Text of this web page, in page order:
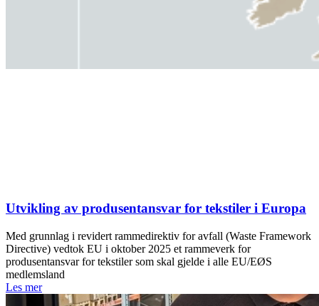
Utvikling av produsentansvar for tekstiler i Europa
Med grunnlag i revidert rammedirektiv for avfall (Waste Framework
Directive) vedtok EU i oktober 2025 et rammeverk for
produsentansvar for tekstiler som skal gjelde i alle EU/EØS
medlemsland
Les mer